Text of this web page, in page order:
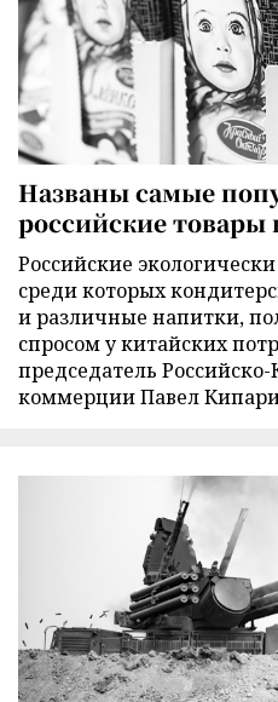
Названы самые
российские товары
Российские
среди которых
и различные напитки,
спросом у китайских
председатель
коммерции Павел